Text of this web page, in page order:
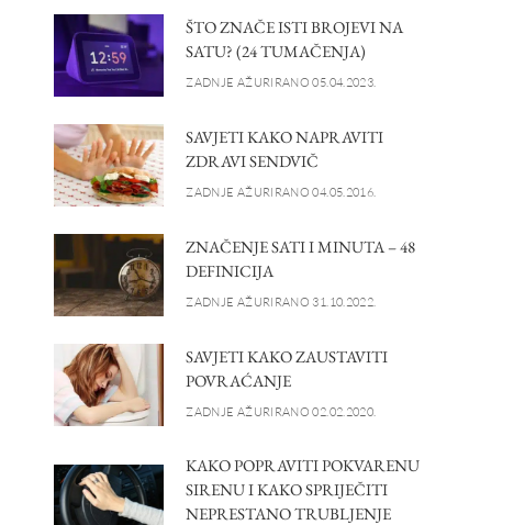
ŠTO ZNAČE ISTI BROJEVI NA
SATU? (24 TUMAČENJA)
ZADNJE AŽURIRANO 05.04.2023.
SAVJETI KAKO NAPRAVITI
ZDRAVI SENDVIČ
ZADNJE AŽURIRANO 04.05.2016.
ZNAČENJE SATI I MINUTA – 48
DEFINICIJA
ZADNJE AŽURIRANO 31.10.2022.
SAVJETI KAKO ZAUSTAVITI
POVRAĆANJE
ZADNJE AŽURIRANO 02.02.2020.
KAKO POPRAVITI POKVARENU
SIRENU I KAKO SPRIJEČITI
NEPRESTANO TRUBLJENJE